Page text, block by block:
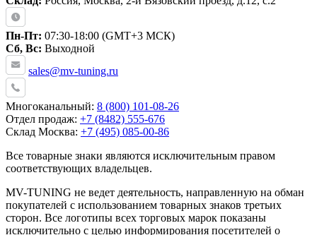
Пн-Пт: 07:30-18:00 (GMT+3 МСК)
Сб, Вс: Выходной
sales@mv-tuning.ru
Многоканальный: 8 (800) 101-08-26
Отдел продаж: +7 (8482) 555-676
Склад Москва: +7 (495) 085-00-86
Все товарные знаки являются исключительным правом
соответствующих владельцев.
MV-TUNING не ведет деятельность, направленную на обман
покупателей с использованием товарных знаков третьих
сторон. Все логотипы всех торговых марок показаны
исключительно с целью информирования посетителей о